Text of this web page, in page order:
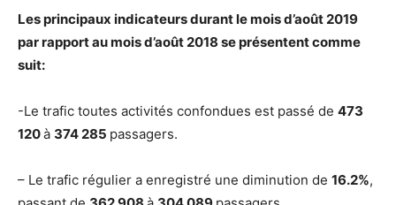
Les principaux indicateurs durant le mois d’août 2019
par rapport au moisd’août 2018 se présentent comme
suit:
-Le trafic toutes activités confondues est passé de 473
120à 374 285 passagers.
– Le trafic régulier a enregistré une diminution de 16.2%,